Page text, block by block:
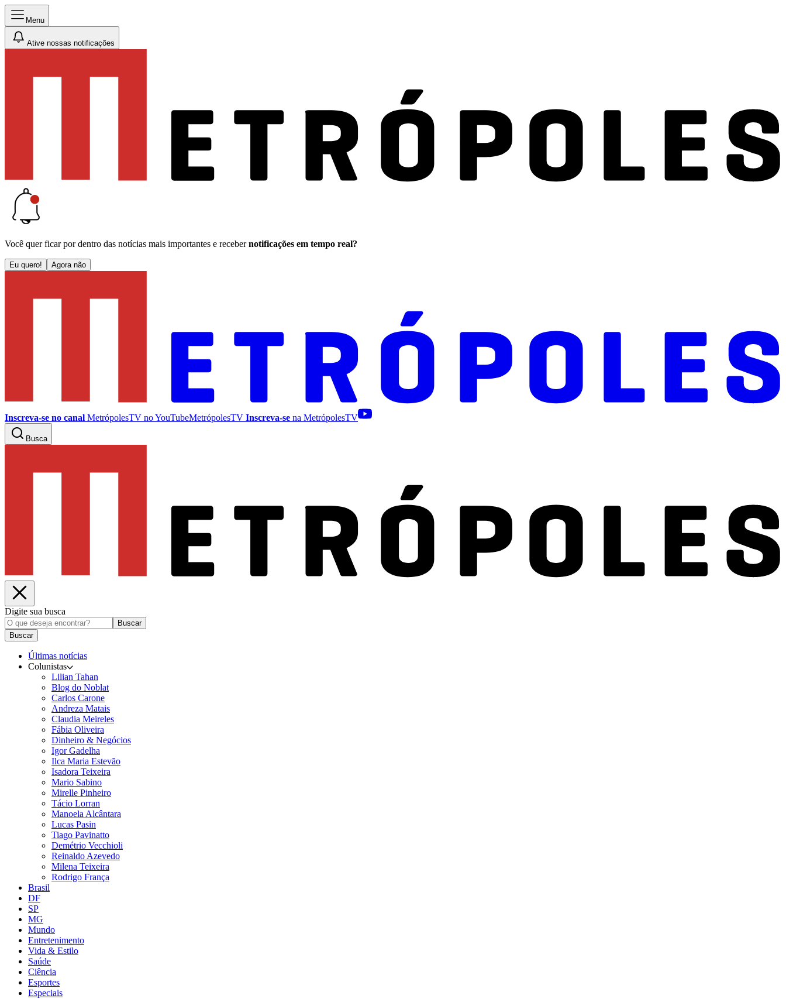
Menu
Ative nossas notificações
Você quer ficar por dentro das notícias mais importantes e receber notificações em tempo real?
Eu quero! Agora não
Inscreva-se no canal MetrópolesTV noYouTubeMetrópolesTV Inscreva-se na MetrópolesTV
Busca
Digite sua busca
Buscar
Buscar
Últimas notícias
Colunistas
Lilian Tahan
Blog do Noblat
Carlos Carone
Andreza Matais
Claudia Meireles
Fábia Oliveira
Dinheiro & Negócios
Igor Gadelha
Ilca Maria Estevão
Isadora Teixeira
Mario Sabino
Mirelle Pinheiro
Tácio Lorran
Manoela Alcântara
Lucas Pasin
Tiago Pavinatto
Demétrio Vecchioli
Reinaldo Azevedo
Milena Teixeira
Rodrigo França
Brasil
DF
SP
MG
Mundo
Entretenimento
Vida & Estilo
Saúde
Ciência
Esportes
Especiais